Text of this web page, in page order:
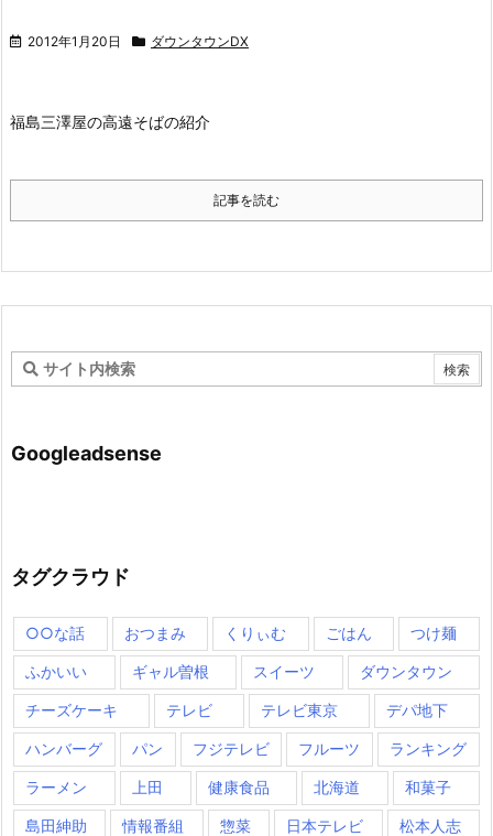
2012年1月20日 ダウンタウンDX
福島三澤屋の高遠そばの紹介
記事を読む
Googleadsense
タグクラウド
○○な話 おつまみ くりぃむ ごはん つけ麺
ふかいい ギャル曽根 スイーツ ダウンタウン
チーズケーキ テレビ テレビ東京 デパ地下
ハンバーグ パン フジテレビ フルーツ ランキング
ラーメン 上田 健康食品 北海道 和菓子
島田紳助 情報番組 惣菜 日本テレビ 松本人志